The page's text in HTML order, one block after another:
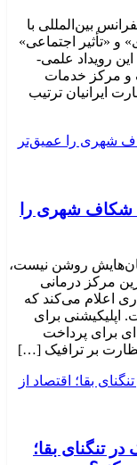
بین‌المللی با
و «تأثیر اجتماعی»
این رویداد علمی-
و مرکز خدمات
ایرانیان ترتیب
شکاف شهری را
روشن نیست،
مرکز درمانی
اعلام می‌کند که
برای
برای پرداخت
بر ترافیک […]
تنگنای بقا؛